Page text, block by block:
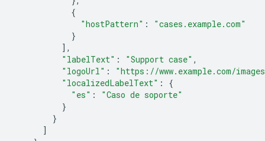
{
"hostPattern" :
"cases.example.com"
}
],
"labelText" : "Support case" ,
"logoUrl" :
"https://www.example.com/
"localizedLabelText" :
{
"es" :
"Caso de soporte"
}
}
]